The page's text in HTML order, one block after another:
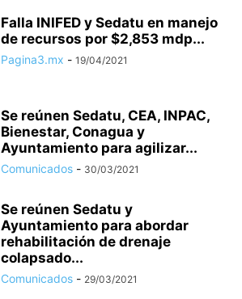
Falla INIFED y Sedatu en manejo
de recursos por $2,853 mdp...
Pagina3.mx - 19/04/2021
Se reúnen Sedatu, CEA, INPAC,
Bienestar, Conagua y
Ayuntamiento para agilizar...
Comunicados - 30/03/2021
Se reúnen Sedatu y
Ayuntamiento para abordar
rehabilitación de drenaje
colapsado...
Comunicados - 29/03/2021